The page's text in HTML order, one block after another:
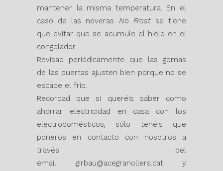
mantener la misma temperatura. En el
caso de las neveras No Frostse tiene
que evitar que se acumule el hielo en el
congelador.
Revisad periódicamente que las gomas
de las puertas ajusten bien porque no se
escape el frío.
Recordad que si queréis saber como
ahorrar electricidad en casa con los
electrodomésticos, sólo tenéis que
poneros en contacto con nosotros a
través del
email girbau@acegranollers.caty